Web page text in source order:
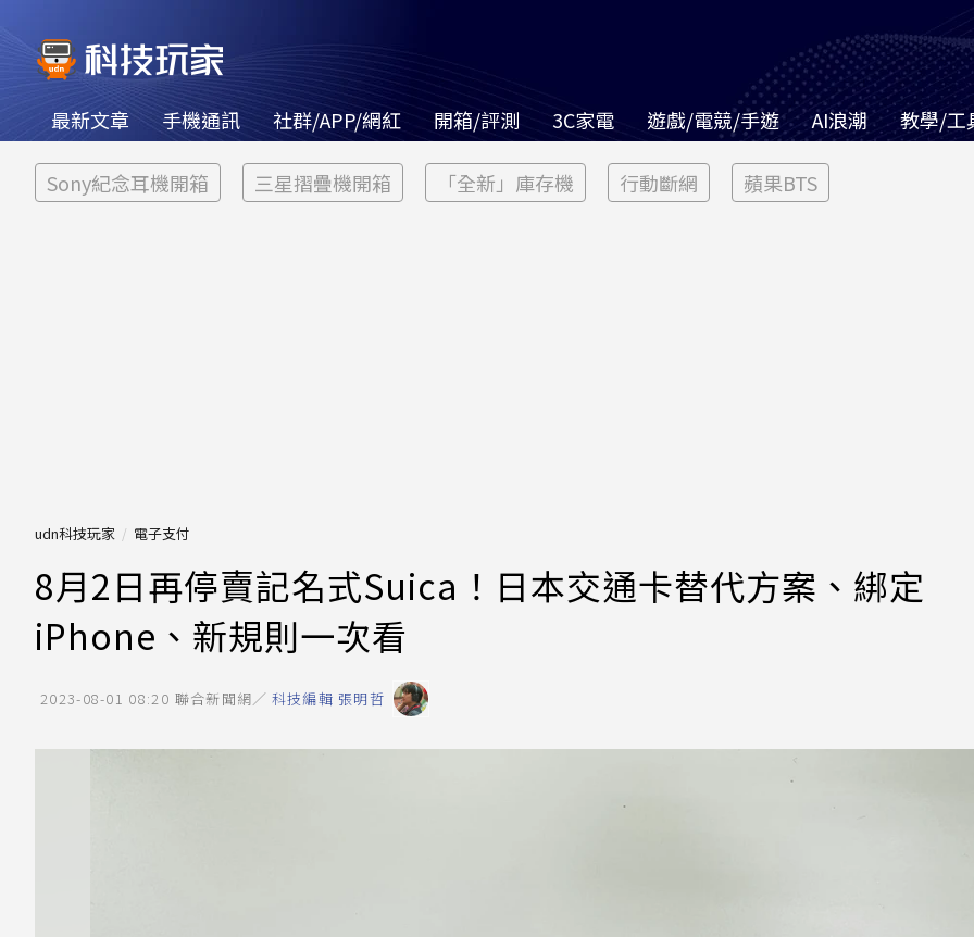
最新文章 手機通訊 社群/APP/網紅 開箱/評測 3C家電 遊戲/電競/手遊 AI浪潮 教學/工
Sony紀念耳機開箱 三星摺疊機開箱 「全新」庫存機 行動斷網 蘋果BTS
udn科技玩家 電子支付
8月2日再停賣記名式Suica！日本交通卡替代方案、綁定
iPhone、新規則一次看
2023-08-01 08:20 聯合新聞網／ 科技編輯 張明哲